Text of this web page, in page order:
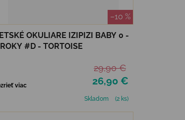
–10 %
OKULIARE IZIPIZI BABY 0 -
#D - TORTOISE
26,90 €
29,90 €
viac
Skladom
(2 ks)